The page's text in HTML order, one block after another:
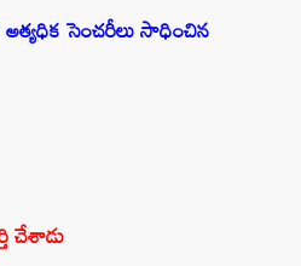
సెంచరీలు సాధించిన
చేశాడు